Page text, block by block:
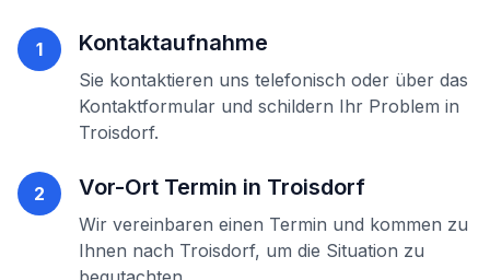
1 Kontaktaufnahme
Sie kontaktieren uns telefonisch oder über das
Kontaktformular und schildern Ihr Problem in
Troisdorf.
2 Vor-Ort Termin in Troisdorf
Wir vereinbaren einen Termin und kommen zu
Ihnen nach Troisdorf, um die Situation zu